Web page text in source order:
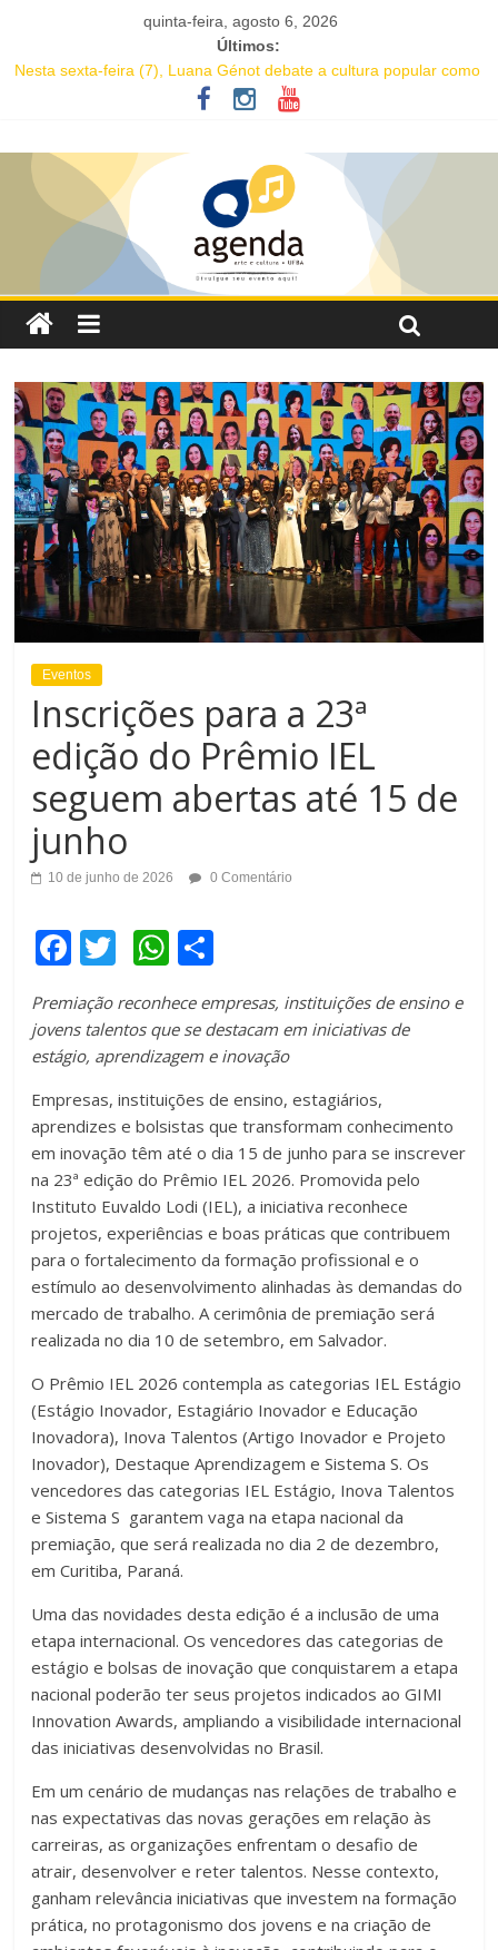
quinta-feira, agosto 6, 2026
Últimos:
Nesta sexta-feira (7), Luana Génot debate a cultura popular como
caminho para equidade racial
Academia de Letras da Bahia marca presença na Flipelô 2026
Mesa “Valoração de práticas culturais” abre o Enecult 2026
Comédia romântica “O que vem depois” reestreia na Casa Preta e
convida público a viver as aventuras de um casal na terceira
idade
Eventos
Inscrições para a 23ª
edição do Prêmio IEL
seguem abertas até 15 de
junho
10 de junho de 2026 0 Comentário
F
c
e
b
o
o
k
T
tt
er
W
at
s
A
p
p
m
p
ar
til
h
ar
Premiação reconhece empresas, instituições de ensino e
jovens talentos que se destacam em iniciativas de
estágio, aprendizagem e inovação
Empresas, instituições de ensino, estagiários,
aprendizes e bolsistas que transformam conhecimento
em inovação têm até o dia 15 de junho para se inscrever
na 23ª edição do Prêmio IEL 2026. Promovida pelo
Instituto Euvaldo Lodi (IEL), a iniciativa reconhece
projetos, experiências e boas práticas que contribuem
para o fortalecimento da formação profissional e o
estímulo ao desenvolvimento alinhadas às demandas do
mercado de trabalho. A cerimônia de premiação será
realizada no dia 10 de setembro, em Salvador.
O Prêmio IEL 2026 contempla as categorias IEL Estágio
(Estágio Inovador, Estagiário Inovador e Educação
Inovadora), Inova Talentos (Artigo Inovador e Projeto
Inovador), Destaque Aprendizagem e Sistema S. Os
vencedores das categorias IEL Estágio, Inova Talentos
e Sistema S garantem vaga na etapa nacional da
premiação, que será realizada no dia 2 de dezembro,
em Curitiba, Paraná.
Uma das novidades desta edição é a inclusão de uma
etapa internacional. Os vencedores das categorias de
estágio e bolsas de inovação que conquistarem a etapa
nacional poderão ter seus projetos indicados ao GIMI
Innovation Awards, ampliando a visibilidade internacional
das iniciativas desenvolvidas no Brasil.
Em um cenário de mudanças nas relações de trabalho e
nas expectativas das novas gerações em relação às
carreiras, as organizações enfrentam o desafio de
atrair, desenvolver e reter talentos. Nesse contexto,
ganham relevância iniciativas que investem na formação
prática, no protagonismo dos jovens e na criação de